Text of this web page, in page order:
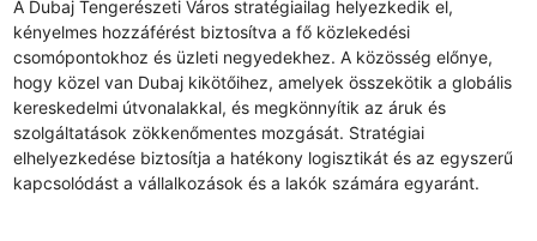
A Dubaj Tengerészeti Város stratégiailag helyezkedik el,
kényelmes hozzáférést biztosítva a fő közlekedési
csomópontokhoz és üzleti negyedekhez. A közösség előnye,
hogy közel van Dubaj kikötőihez, amelyek összekötik a globális
kereskedelmi útvonalakkal, és megkönnyítik az áruk és
szolgáltatások zökkenőmentes mozgását. Stratégiai
elhelyezkedése biztosítja a hatékony logisztikát és az egyszerű
kapcsolódást a vállalkozások és a lakók számára egyaránt.